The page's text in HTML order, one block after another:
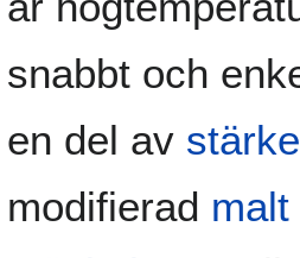
snabbt och
en del av
modifierad malt